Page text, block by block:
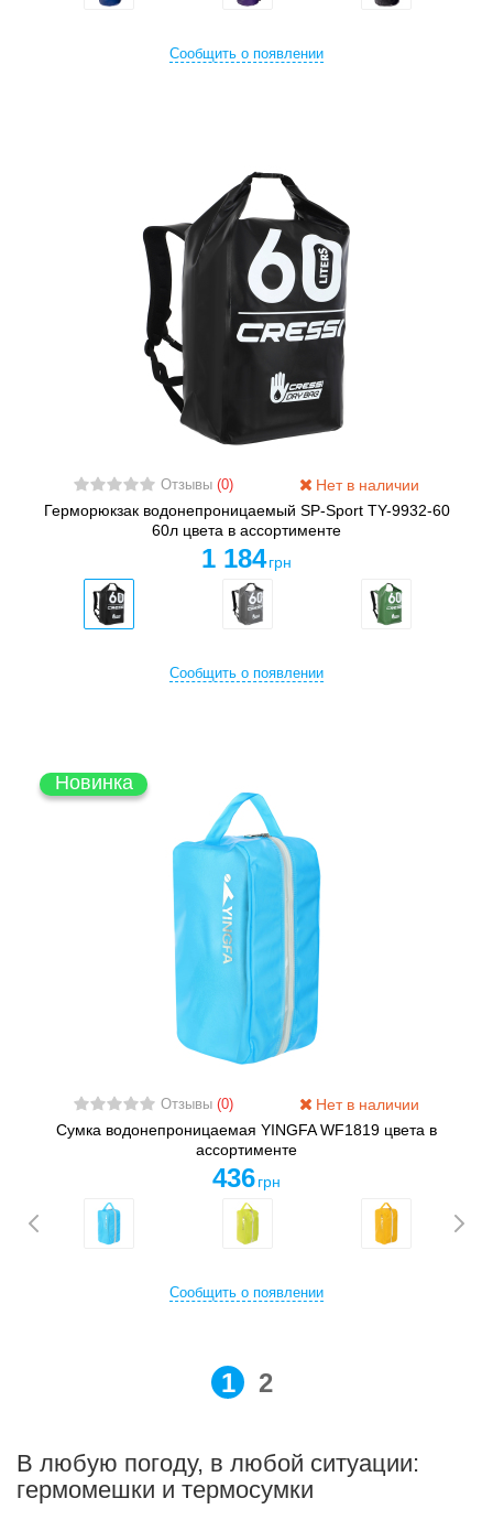
Сообщить о появлении
Отзывы (0)
Нет в наличии
Герморюкзак водонепроницаемый SP-Sport TY-9932-60
60л цвета в ассортименте
1 184 грн
Сообщить о появлении
Новинка
Отзывы (0)
Нет в наличии
Сумка водонепроницаемая YINGFA WF1819 цвета в
ассортименте
436 грн
Сообщить о появлении
1 2
В любую погоду, в любой ситуации:
гермомешки и термосумки